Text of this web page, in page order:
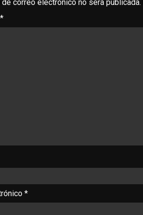
de correo electrónico no será publicada.
*
*